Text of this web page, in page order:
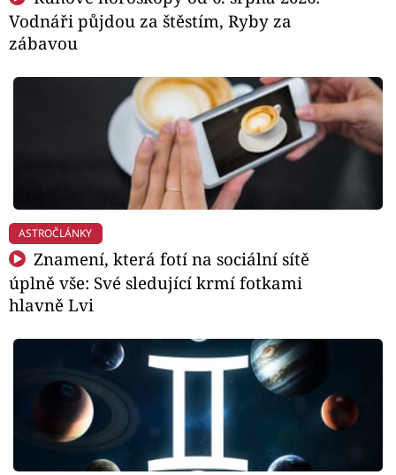
Vodnáři půjdou za štěstím, Ryby za
zábavou
ASTROČLÁNKY
Znamení, která fotí na sociální sítě
úplně vše: Své sledující krmí fotkami
hlavně Lvi